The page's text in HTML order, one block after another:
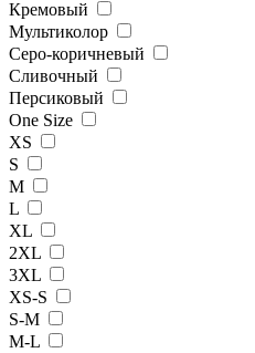
Кремовый
Мультиколор
Серо-коричневый
Сливочный
Персиковый
One Size
XS
S
M
L
XL
2XL
3XL
XS-S
S-M
M-L